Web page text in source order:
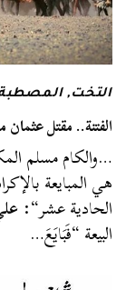
التخت,
الفتنة.. مقتل
…والكام مسلم
هي المبايعة
الحادية عشر“:
البيعة “فَبَايَعَ…